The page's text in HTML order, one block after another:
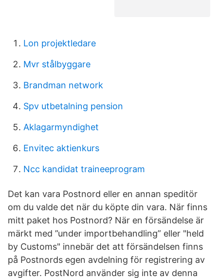
Lon projektledare
Mvr stålbyggare
Brandman network
Spv utbetalning pension
Aklagarmyndighet
Envitec aktienkurs
Ncc kandidat traineeprogram
Det kan vara Postnord eller en annan speditör
om du valde det när du köpte din vara. När finns
mitt paket hos Postnord? När en försändelse är
märkt med ”under importbehandling” eller "held
by Customs" innebär det att försändelsen finns
på Postnords egen avdelning för registrering av
avgifter. PostNord använder sig inte av denna